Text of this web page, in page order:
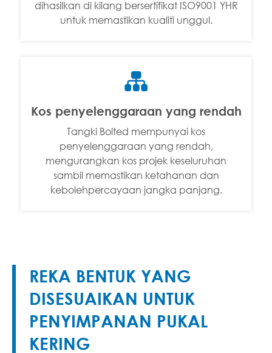
dihasilkan di kilang bersertifikat ISO9001 YHR
untuk memastikan kualiti unggul.

Kos penyelenggaraan yang rendah
Tangki Bolted mempunyai kos
penyelenggaraan yang rendah,
mengurangkan kos projek keseluruhan
sambil memastikan ketahanan dan
kebolehpercayaan jangka panjang.
REKA BENTUK YANG
DISESUAIKAN UNTUK
PENYIMPANAN PUKAL
KERING